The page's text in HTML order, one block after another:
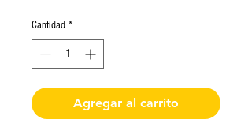
Cantidad *
Agregar al carrito